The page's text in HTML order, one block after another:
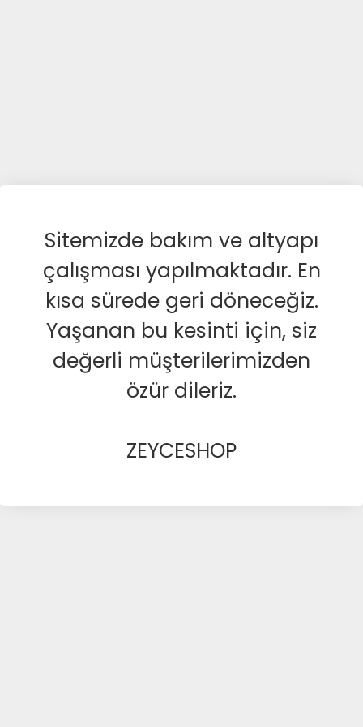
Sitemizde bakım ve altyapı
çalışması yapılmaktadır. En
kısa sürede geri döneceğiz.
Yaşanan bu kesinti için, siz
değerli müşterilerimizden
özür dileriz.
ZEYCESHOP